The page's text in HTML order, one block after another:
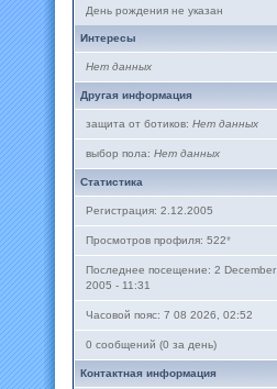
День рождения не указан
Интересы
Нет данных
Другая информация
защита от ботиков: Нет данных
выбор пола: Нет данных
Статистика
Регистрация: 2.12.2005
Просмотров профиля: 522*
Последнее посещение: 2 December
2005 - 11:31
Часовой пояс: 7 08 2026, 02:52
0 сообщений (0 за день)
Контактная информация